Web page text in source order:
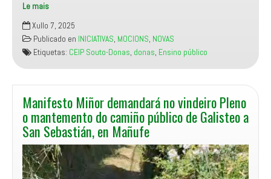
Le mais
Manifesto
Miñor
denuncia
un
novo
atentado
contra
o
ensino
público
por
parte
Xullo 7, 2025
Publicado en INICIATIVAS, MOCIONS, NOVAS
Etiquetas: CEIP Souto-Donas, donas, Ensino público
Manifesto Miñor demandará no vindeiro Pleno
o mantemento do camiño público de Galisteo a
San Sebastián, en Mañufe